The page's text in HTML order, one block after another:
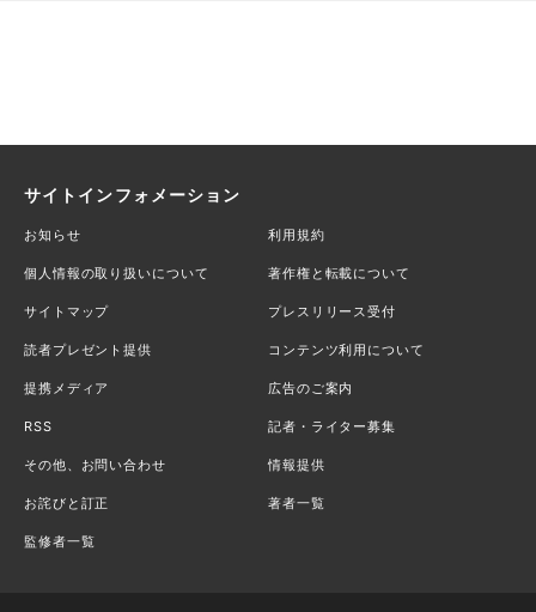
サイトインフォメーション
お知らせ 利用規約
個人情報の取り扱いについて 著作権と転載について
サイトマップ プレスリリース受付
読者プレゼント提供 コンテンツ利用について
提携メディア 広告のご案内
RSS 記者・ライター募集
その他、お問い合わせ 情報提供
お詫びと訂正 著者一覧
監修者一覧